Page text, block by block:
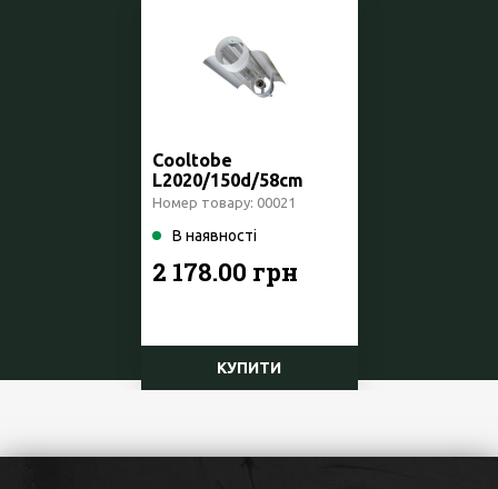
Cooltobe
L2020/150d/58cm
Prima Klima Чехія
Номер товару: 00021
В наявності
2 178.00 грн
КУПИТИ